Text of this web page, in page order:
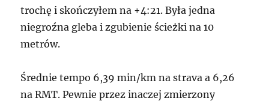
trochę i skończyłem na +4:21. Była jedna
niegroźna gleba i zgubienie ścieżki na 10
metrów.
Średnie tempo 6,39 min/km na strava a 6,26
na RMT. Pewnie przez inaczej zmierzony